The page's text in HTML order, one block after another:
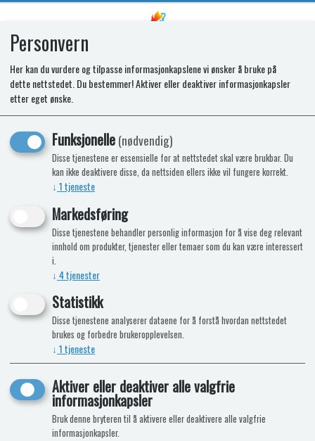
SPARES KIT - GLASS LID RAPID
BURNER
Personvern
Her kan du vurdere og tilpasse informasjonkapslene vi ønsker å bruke på
dette nettstedet. Du bestemmer! Aktiver eller deaktiver informasjonkapsler
etter eget ønske.
Funksjonelle(nødvendig)
Disse tjenestene er essensielle for at nettstedet skal være brukbar. Du
kan ikke deaktivere disse, da nettsiden ellers ikke vil fungere korrekt.
↓ 1tjeneste
Markedsføring
Disse tjenestene behandler personlig informasjon for å vise deg relevant
innhold om produkter, tjenester eller temaer som du kan være interessert
i.
↓ 4tjenester
Statistikk
Disse tjenestene analyserer dataene for å forstå hvordan nettstedet
brukes og forbedre brukeropplevelsen.
↓ 1tjeneste
Aktiver eller deaktiver alle valgfrie
informasjonkapsler
Bruk denne bryteren til å aktivere eller deaktivere alle valgfrie
informasjonkapsler.